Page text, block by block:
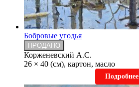
Бобровые угодья
ПРОДАНО
Корженевский А.С.
26 × 40 (см), картон, масло
Подробнее